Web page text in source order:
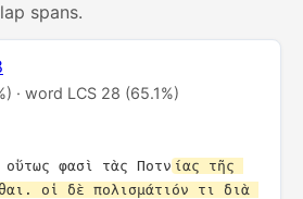
spans.
· word LCS 28 (65.1%)
φασὶ τὰς Ποτν ίας τῆς
οἱ δὲ πολισμάτιόν τι διὰ